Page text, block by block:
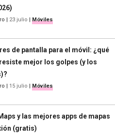
| 23 julio | Móviles
de pantalla para el móvil: ¿qué
mejor los golpes (y los
| 15 julio | Móviles
y las mejores apps de mapas
(gratis)